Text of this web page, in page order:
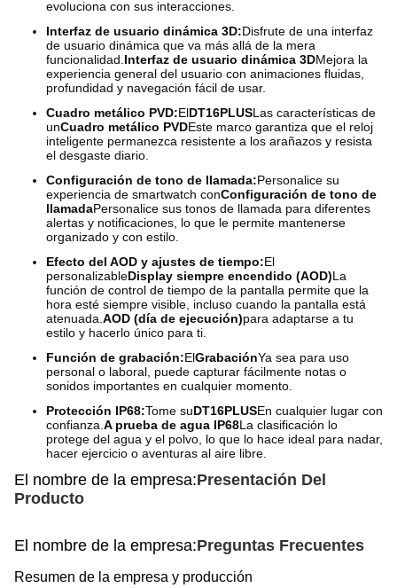
evoluciona con sus interacciones.
Interfaz de usuario dinámica 3D:Disfrute de una interfaz
de usuario dinámica que va más allá de la mera
funcionalidad. Interfaz de usuario dinámica 3DMejora la
experiencia general del usuario con animaciones fluidas,
profundidad y navegación fácil de usar.
Cuadro metálico PVD:ElDT16PLUSLas características de
unCuadro metálico PVDEste marco garantiza que el reloj
inteligente permanezca resistente a los arañazos y resista
el desgaste diario.
Configuración de tono de llamada:Personalice su
experiencia de smartwatch conConfiguración de tono de
llamadaPersonalice sus tonos de llamada para diferentes
alertas y notificaciones, lo que le permite mantenerse
organizado y con estilo.
Efecto del AOD y ajustes de tiempo:El
personalizableDisplay siempre encendido (AOD)La
función de control de tiempo de la pantalla permite que la
hora esté siempre visible, incluso cuando la pantalla está
atenuada. AOD (día de ejecución)para adaptarse a tu
estilo y hacerlo único para ti.
Función de grabación:ElGrabaciónYa sea para uso
personal o laboral, puede capturar fácilmente notas o
sonidos importantes en cualquier momento.
Protección IP68:Tome suDT16PLUSEn cualquier lugar con
confianza. A prueba de agua IP68La clasificación lo
protege del agua y el polvo, lo que lo hace ideal para nadar,
hacer ejercicio o aventuras al aire libre.
El nombre de la empresa:Presentación Del
Producto
El nombre de la empresa:Preguntas Frecuentes
Resumen de la empresa y producción